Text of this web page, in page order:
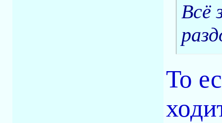
Всё
То